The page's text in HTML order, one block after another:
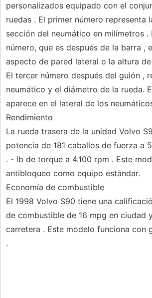
personalizados equipado con el
ruedas . El primer número representa
sección del neumático en milímetros .
número, que es después de la barra ,
aspecto de pared lateral o la altura
El tercer número después del guión ,
neumático y el diámetro de la rueda.
aparece en el lateral de los
Rendimiento
La rueda trasera de la unidad Volvo
potencia de 181 caballos de fuerza a
. - lb de torque a 4.100 rpm . Este
antibloqueo como equipo estándar.
Economía de combustible
El 1998 Volvo S90 tiene una
de combustible de 16 mpg en ciudad
carretera . Este modelo funciona con
.